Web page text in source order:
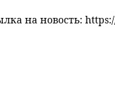
на новость: